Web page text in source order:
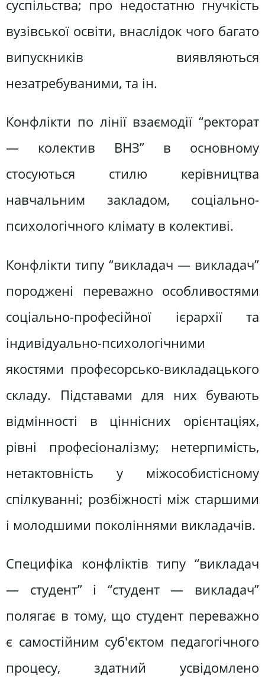
суспільства; про недостатню гнучкість
вузівської освіти, внаслідок чого багато
випускників виявляються
незатребуваними, та ін.
Конфлікти по лінії взаємодії “ректорат
— колектив ВНЗ” в основному
стосуються стилю керівництва
навчальним закладом, соціально-
психологічного клімату в колективі.
Конфлікти типу “викладач — викладач”
породжені переважно особливостями
соціально-професійної ієрархії та
індивідуально-психологічними
якостями професорсько-викладацького
складу. Підставами для них бувають
відмінності в ціннісних орієнтаціях,
рівні професіоналізму; нетерпимість,
нетактовність у міжособистісному
спілкуванні; розбіжності між старшими
і молодшими поколіннями викладачів.
Специфіка конфліктів типу “викладач
— студент” і “студент — викладач”
полягає в тому, що студент переважно
є самостійним суб'єктом педагогічного
процесу, здатний усвідомлено